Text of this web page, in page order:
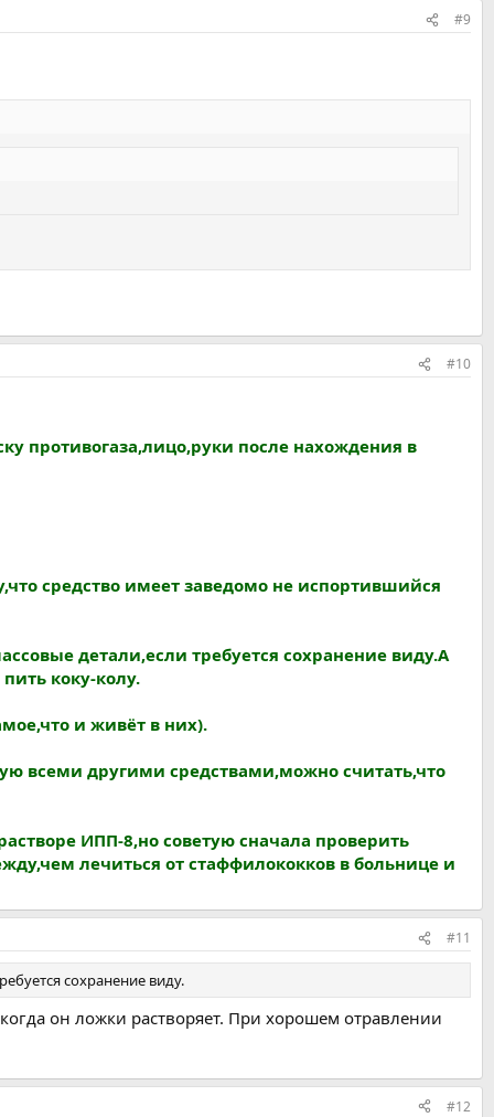
#9
#10
противогаза,лицо,руки после нахождения в
средство имеет заведомо не испортившийся
детали,если требуется сохранение виду.А
коку-колу.
и живёт в них).
всеми другими средствами,можно считать,что
ИПП-8,но советую сначала проверить
лечиться от стаффилококков в больнице и
#11
сохранение виду.
он ложки растворяет. При хорошем отравлении
#12